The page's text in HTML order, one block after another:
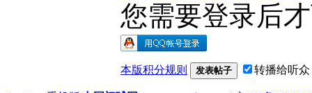
您需要登录后
本版积分规则 发表帖子 转播给听众